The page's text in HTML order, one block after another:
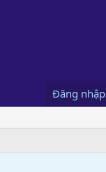
Đăng nhập